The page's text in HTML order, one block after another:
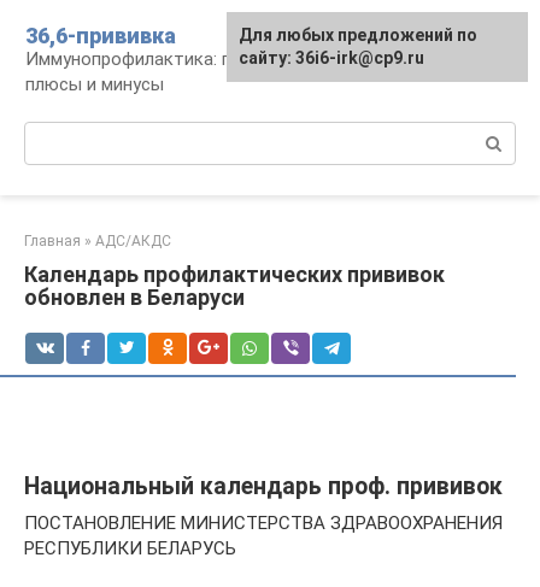
контенту
36,6-прививка
Иммунопрофилактика: график, препараты,
плюсы и минусы
Главная » АДС/АКДС
Календарь профилактических прививок
обновлен в Беларуси
Национальный календарь проф. прививок
ПОСТАНОВЛЕНИЕ МИНИСТЕРСТВА ЗДРАВООХРАНЕНИЯ
РЕСПУБЛИКИ БЕЛАРУСЬ
Для любых предложений по
сайту: 36i6-irk@cp9.ru